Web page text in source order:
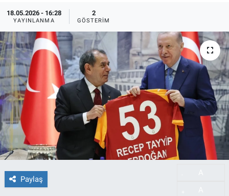
18.05.2026 - 16:28
YAYINLANMA
2
GÖSTERIM
Paylaş
Tüm Haberler
İletişim
Künye
Süper Lig Puan Durumu ve Fikstür
Tüm Manşetler
Son Dakika Haberleri
Haber Arşivi